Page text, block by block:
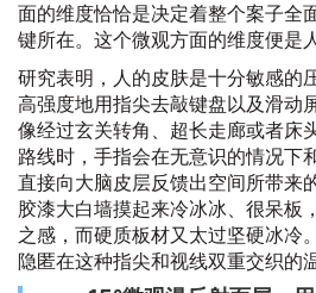
面的维度恰恰是决定着整个案子全
键所在。这个微观方面的维度便是
研究表明，人的皮肤是十分敏感的
高强度地用指尖去敲键盘以及滑动
像经过玄关转角、超长走廊或者床
路线时，手指会在无意识的情况下
直接向大脑皮层反馈出空间所带来
胶漆大白墙摸起来冷冰冰、很呆板
之感，而硬质板材又太过坚硬冰冷
隐匿在这种指尖和视线双重交织的